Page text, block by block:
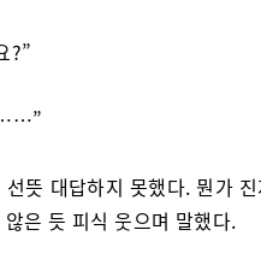
?”
선뜻 대답하지 못했다. 뭔가
은 듯 피식 웃으며 말했다.